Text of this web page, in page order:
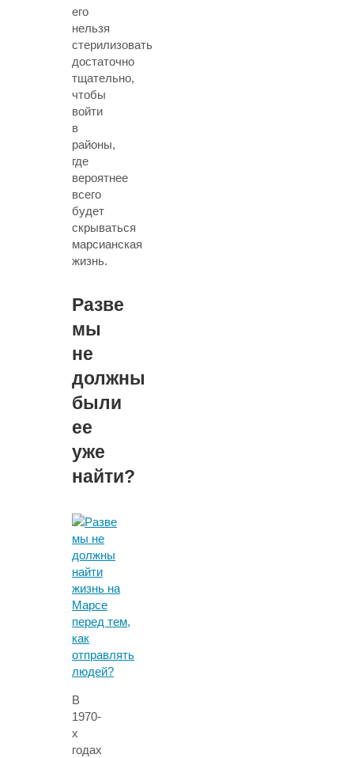
его
нельзя
стерилизовать
достаточно
тщательно,
чтобы
войти
в
районы,
где
вероятнее
всего
будет
скрываться
марсианская
жизнь.
Разве
мы
не
должны
были
ее
уже
найти?
В
1970-
х
годах